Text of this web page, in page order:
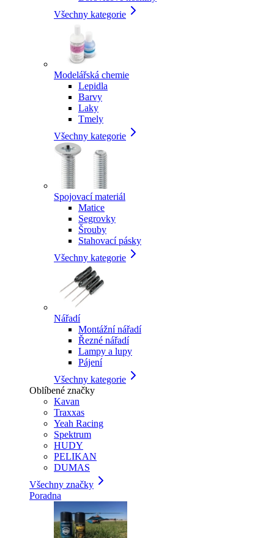
Všechny kategorie
Modelářská chemie
Lepidla
Barvy
Laky
Tmely
Všechny kategorie
Spojovací materiál
Matice
Segrovky
Šrouby
Stahovací pásky
Všechny kategorie
Nářadí
Montážní nářadí
Řezné nářadí
Lampy a lupy
Pájení
Všechny kategorie
Oblíbené značky
Kavan
Traxxas
Yeah Racing
Spektrum
HUDY
PELIKAN
DUMAS
Všechny značky
Poradna